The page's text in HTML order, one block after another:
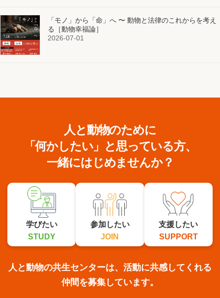
「モノ」から「命」へ 〜 動物と法律のこれからを考え
る［動物幸福論］
2026-07-01
人と動物のために
「何かしたい」と思っている方、
一緒にはじめませんか？
学びたい
STUDY
参加したい
JOIN
支援したい
SUPPORT
人と動物の共生センターは、活動に共感してくれる
仲間を募集しています。